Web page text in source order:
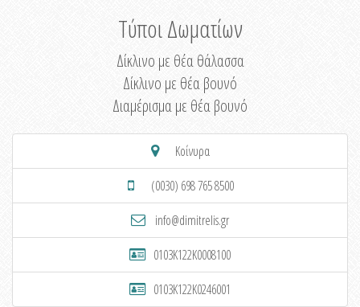
Τύποι Δωματίων
Δίκλινο με θέα θάλασσα
Δίκλινο με θέα βουνό
Διαμέρισμα με θέα βουνό
Κοίνυρα
(0030) 698 765 8500
info@dimitrelis.gr
0103K122K0008100
0103K122K0246001